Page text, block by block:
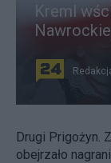
Kreml
Drugi Prigożyn.
obejrzało